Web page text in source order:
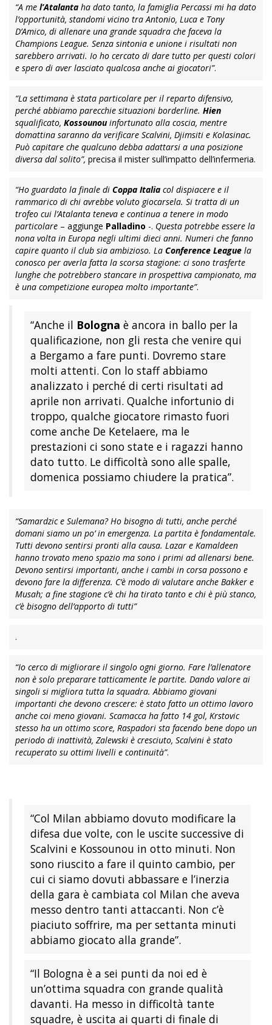
“A me l’Atalanta ha dato tanto, la famiglia Percassi mi ha dato
l’opportunità, standomi vicino tra Antonio, Luca e Tony
D’Amico, di allenare una grande squadra che faceva la
Champions League. Senza sintonia e unione i risultati non
sarebbero arrivati. Io ho cercato di dare tutto per questi colori
e spero di aver lasciato qualcosa anche ai giocatori”.
“La settimana è stata particolare per il reparto difensivo,
perché abbiamo parecchie situazioni borderline. Hien
squalificato, Kossounouinfortunato alla coscia, mentre
domattina saranno da verificare Scalvini, Djimsiti e Kolasinac.
Può capitare che qualcuno debba adattarsi a una posizione
diversa dal solito”, precisa il mister sull’impatto dell’infermeria.
“Ho guardato la finale di Coppa Italia col dispiacere e il
rammarico di chi avrebbe voluto giocarsela. Si tratta di un
trofeo cui l’Atalanta teneva e continua a tenere in modo
particolare – aggiunge Palladino -. Questa potrebbe essere la
nona volta in Europa negli ultimi dieci anni. Numeri che fanno
capire quanto il club sia ambizioso. La Conference League la
conosco per averla fatta la scorsa stagione: ci sono trasferte
lunghe che potrebbero stancare in prospettiva campionato, ma
è una competizione europea molto importante”.
“Anche il Bologna è ancora in ballo per la
qualificazione, non gli resta che venire qui
a Bergamo a fare punti. Dovremo stare
molti attenti. Con lo staff abbiamo
analizzato i perché di certi risultati ad
aprile non arrivati. Qualche infortunio di
troppo, qualche giocatore rimasto fuori
come anche De Ketelaere, ma le
prestazioni ci sono state e i ragazzi hanno
dato tutto. Le difficoltà sono alle spalle,
domenica possiamo chiudere la pratica”.
“Samardzic e Sulemana? Ho bisogno di tutti, anche perché
domani siamo un po’ in emergenza. La partita è fondamentale.
Tutti devono sentirsi pronti alla causa. Lazar e Kamaldeen
hanno trovato meno spazio ma sono i primi ad allenarsi bene.
Devono sentirsi importanti, anche i cambi in corsa possono e
devono fare la differenza. C’è modo di valutare anche Bakker e
Musah; a fine stagione c’è chi ha tirato tanto e chi è più stanco,
c’è bisogno dell’apporto di tutti”
.
“Io cerco di migliorare il singolo ogni giorno. Fare l’allenatore
non è solo preparare tatticamente le partite. Dando valore ai
singoli si migliora tutta la squadra. Abbiamo giovani
importanti che devono crescere: è stato fatto un ottimo lavoro
anche coi meno giovani. Scamacca ha fatto 14 gol, Krstovic
stesso ha un ottimo score, Raspadori sta facendo bene dopo un
periodo di inattività, Zalewski è cresciuto, Scalvini è stato
recuperato su ottimi livelli e continuità”.
“Col Milan abbiamo dovuto modificare la
difesa due volte, con le uscite successive di
Scalvini e Kossounou in otto minuti. Non
sono riuscito a fare il quinto cambio, per
cui ci siamo dovuti abbassare e l’inerzia
della gara è cambiata col Milan che aveva
messo dentro tanti attaccanti. Non c’è
piaciuto soffrire, ma per settanta minuti
abbiamo giocato alla grande”.
“Il Bologna è a sei punti da noi ed è
un’ottima squadra con grande qualità
davanti. Ha messo in difficoltà tante
squadre, è uscita ai quarti di finale di